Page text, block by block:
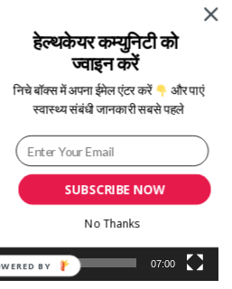
लक्षण, कारण, उपचार, इलाज – Dr.
07:00
SUBSCRIBE NOW
हेल्थकेयर कम्युनिटी को
ज्वाइन करें
निचे बॉक्स में अपना ईमेल एंटर करें
और पाएं
स्वास्थ्य संबंधी जानकारी सबसे पहले
No Thanks
POWERED